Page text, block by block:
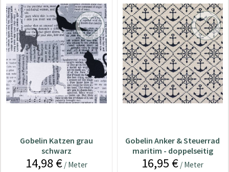
Gobelin Katzen grau
schwarz
14,98 €/ Meter
Gobelin Anker & Steuerrad
maritim - doppelseitig
verwendbar
16,95 € / Meter